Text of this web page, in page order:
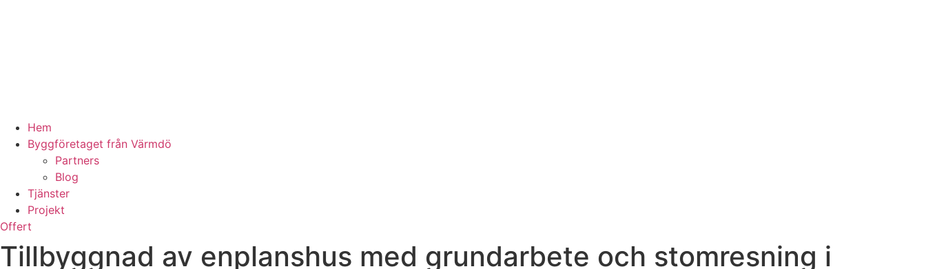
Hem
Byggföretaget från Värmdö
Partners
Blog
Tjänster
Projekt
Offert
Tillbyggnad av enplanshus med grundarbete och stomresning i